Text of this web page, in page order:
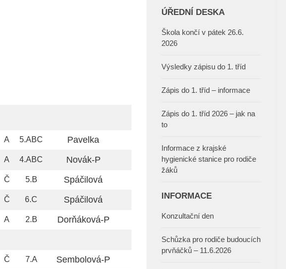
A 5.ABC Pavelka
A 4.ABC Novák-P
Č 5.B Spáčilová
Č 6.C Spáčilová
A 2.B Dorňáková-P
Č 7.A Sembolová-P
ÚŘEDNÍ DESKA
Škola končí v pátek 26.6.
2026
Výsledky zápisu do 1. tříd
Zápis do 1. tříd – informace
Zápis do 1. tříd 2026 – jak na
to
Informace z krajské
hygienické stanice pro rodiče
žáků
INFORMACE
Konzultační den
Schůzka pro rodiče budoucích
prvňáčků – 11.6.2026